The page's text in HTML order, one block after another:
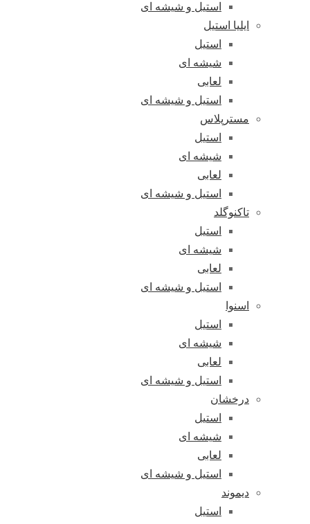
استیل و شیشه ای
ایلیا استیل
استیل
شیشه ای
لعابی
استیل و شیشه ای
مسترپلاس
استیل
شیشه ای
لعابی
استیل و شیشه ای
تاکنوگلد
استیل
شیشه ای
لعابی
استیل و شیشه ای
اسنوا
استیل
شیشه ای
لعابی
استیل و شیشه ای
درخشان
استیل
شیشه ای
لعابی
استیل و شیشه ای
دیموند
استیل